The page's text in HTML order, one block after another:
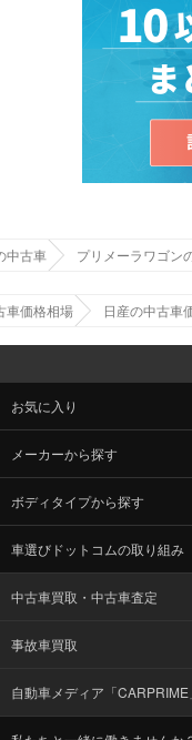
中古車 プリメーラワゴン
車価格相場 日産の中古車
お気に入り
メーカーから探す
ボディタイプから探す
車選びドットコムの取り組み
中古車買取・中古車査定
事故車買取
自動車メディア「CARPRIME